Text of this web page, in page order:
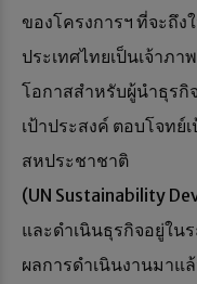
ของโครงการฯ ที่จะถึ
ประเทศไทยเป็นเจ้าภ
โอกาสสำหรับผู้นำธุรกิ
เป้าประสงค์ ตอบโจทย์
สหประชาชาติ
(UN Sustainability
และดำเนินธุรกิจอยู่ใน
ผลการดำเนินงานมาแ